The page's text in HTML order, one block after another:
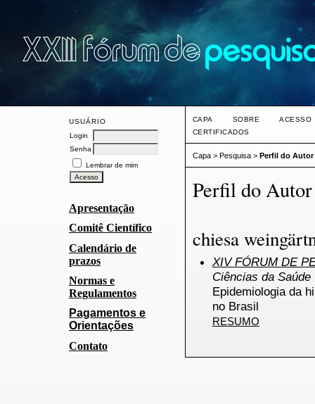
USUÁRIO
Login
Senha
Lembrar de mim
Apresentação
Comitê Científico
Calendário de
prazos
Normas e
Regulamentos
Pagamentos e
Orientações
Contato
CAPA SOBRE
ACESSO
CERTIFICADOS
Capa> Pesquisa> Perfil do Autor
Perfil do Autor
chiesa
XIV FÓRUM DE
Ciências da
Epidemiologia da
no Brasil
RESUMO